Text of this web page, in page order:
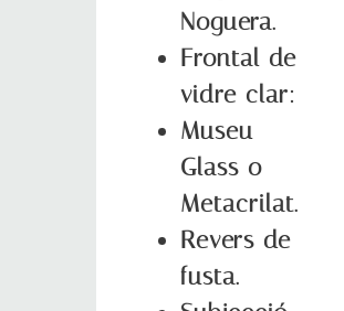
Noguera.
Frontal de
vidre clar:
Museu
Glass o
Metacrilat.
Revers de
fusta.